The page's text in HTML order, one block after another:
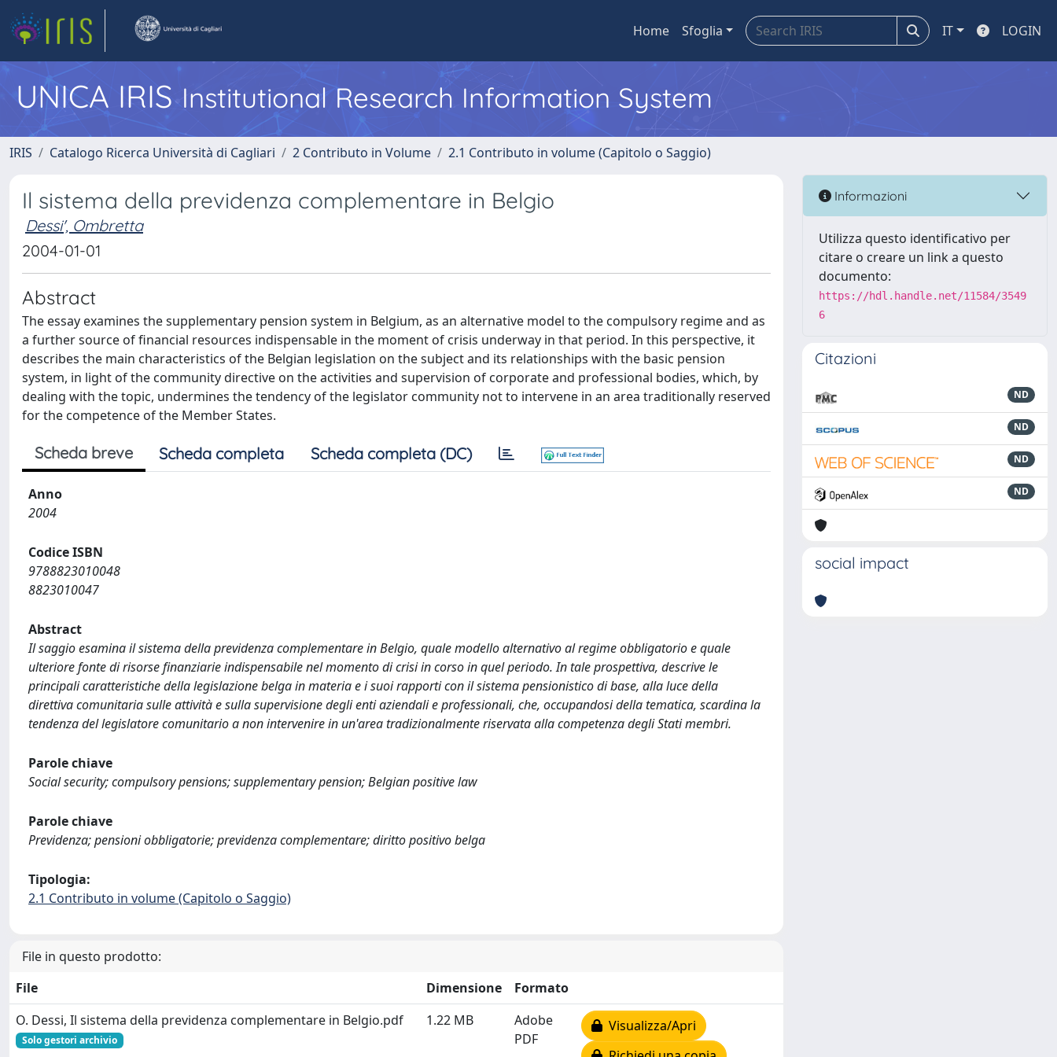
Home Sfoglia IT LOGIN
UNICA IRISInstitutional Research Information System
IRIS Catalogo Ricerca Università di Cagliari 2 Contributo in Volume 2.1 Contributo in volume (Capitolo o Saggio)
Il sistema della previdenza complementare in Belgio
Dessi', Ombretta
2004-01-01
Abstract
The essay examines the supplementary pension system in Belgium, as an alternative model to the compulsory regime and as
a further source of financial resources indispensable in the moment of crisis underway in that period. In this perspective, it
describes the main characteristics of the Belgian legislation on the subject and its relationships with the basic pension
system, in light of the community directive on the activities and supervision of corporate and professional bodies, which, by
dealing with the topic, undermines the tendency of the legislator community not to intervene in an area traditionally reserved
for the competence of the Member States.
Scheda breve Scheda completa Scheda completa (DC)
Anno
2004
Codice ISBN
9788823010048
8823010047
Abstract
Il saggio esamina il sistema della previdenza complementare in Belgio, quale modello alternativo al regime obbligatorio e quale
ulteriore fonte di risorse finanziarie indispensabile nel momento di crisi in corso in quel periodo. In tale prospettiva, descrive le
principali caratteristiche della legislazione belga in materia e i suoi rapporti con il sistema pensionistico di base, alla luce della
direttiva comunitaria sulle attività e sulla supervisione degli enti aziendali e professionali, che, occupandosi della tematica, scardina la
tendenza del legislatore comunitario a non intervenire in un'area tradizionalmente riservata alla competenza degli Stati membri.
Parole chiave
Social security; compulsory pensions; supplementary pension; Belgian positive law
Parole chiave
Previdenza; pensioni obbligatorie; previdenza complementare; diritto positivo belga
Tipologia:
2.1 Contributo in volume (Capitolo o Saggio)
File in questo prodotto:
File
Dimensione
Formato
O. Dessi, Il sistema della previdenza complementare in Belgio.pdf
Solo gestori archivio
1.22 MB
Adobe
PDF
Visualizza/Apri
Informazioni
Utilizza questo identificativo per
citare o creare un link a questo
documento:
https://hdl.handle.net/11584/3549
6
Citazioni
ND
ND
ND
ND
social impact